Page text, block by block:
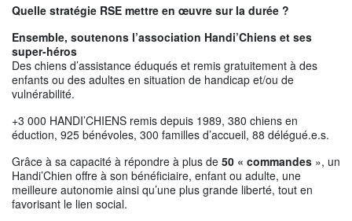
Quelle stratégie RSE mettre en œuvre sur la durée ?
Ensemble, soutenons l’association Handi’Chiens et ses
super-héros
Des chiens d’assistance éduqués et remis gratuitement à des
enfants ou des adultes en situation de handicap et/ou de
vulnérabilité.
+3 000 HANDI’CHIENS remis depuis 1989, 380 chiens en
éduction, 925 bénévoles, 300 familles d’accueil, 88 délégué.e.s.
Grâce à sa capacité à répondre à plus de 50 « commandes », un
Handi’Chien offre à son bénéficiaire, enfant ou adulte, une
meilleure autonomie ainsi qu’une plus grande liberté, tout en
favorisant le lien social.